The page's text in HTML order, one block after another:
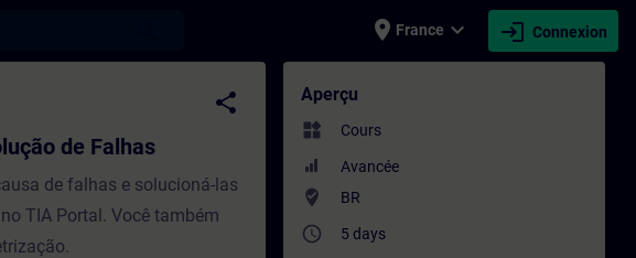
place France expand_more login Connexion
Falhas - Entraînement - Formation - Formation
share
de Falhas
de falhas e solucioná-las
TIA Portal. Você também
Aperçu
widgets Cours
Avancée
where_to_vote BR
access_time 5 days